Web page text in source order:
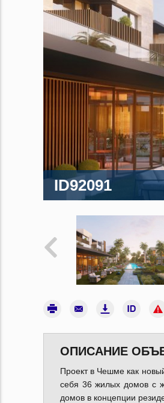
ID92091
ОПИСАНИЕ
Проект в Чешме как
себя 36 жилых домов с
домов в концепции